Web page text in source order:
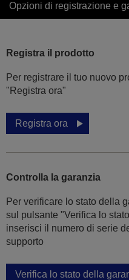
Opzioni di registrazione e
Registra il prodotto
Per registrare il tuo nuovo
"Registra ora"
Registra ora
Controlla la garanzia
Per verificare lo stato della
sul pulsante "Verifica lo
inserisci il numero di serie
supporto
Verifica lo stato della